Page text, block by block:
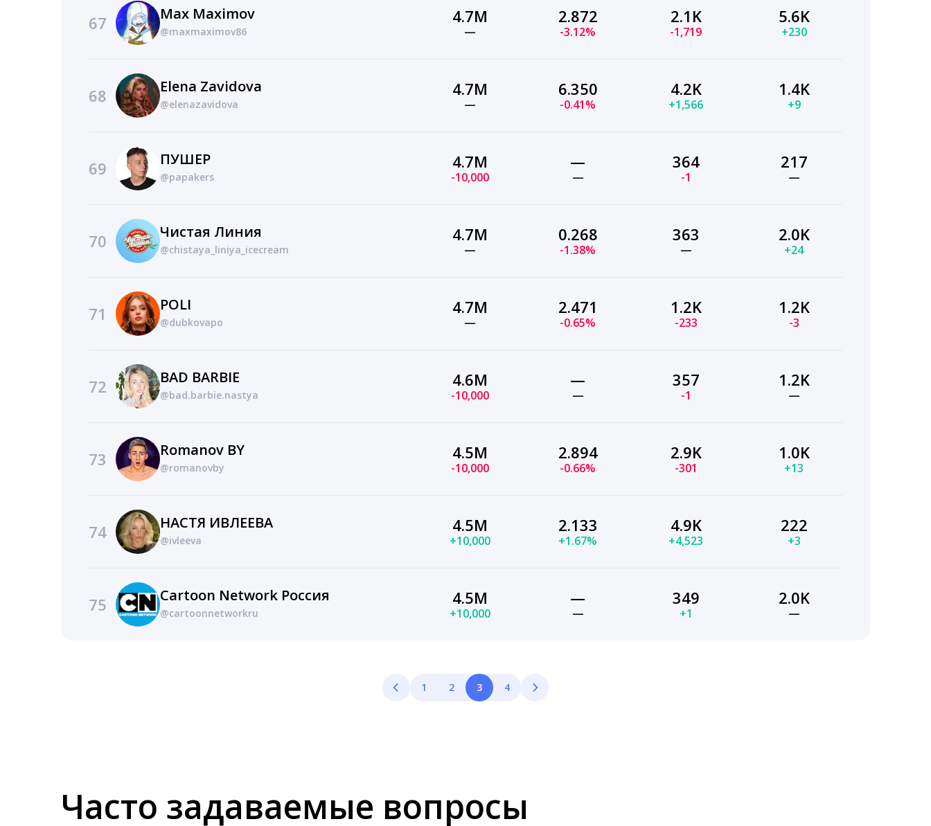
67 Max Maximov
@maxmaximov86
4.7M
—
2.872
-3.12%
2.1K
-1,719
5.6K
+230
68 Elena Zavidova
@elenazavidova
4.7M
—
6.350
-0.41%
4.2K
+1,566
1.4K
+9
69 ПУШЕР
@papakers
4.7M
-10,000
—
—
364
-1
217
—
70 Чистая Линия
@chistaya_liniya_icecream
4.7M
—
0.268
-1.38%
363
—
2.0K
+24
71 POLI
@dubkovapo
4.7M
—
2.471
-0.65%
1.2K
-233
1.2K
-3
72 BAD BARBIE
@bad.barbie.nastya
4.6M
-10,000
—
—
357
-1
1.2K
—
73 Romanov BY
@romanovby
4.5M
-10,000
2.894
-0.66%
2.9K
-301
1.0K
+13
74 НАСТЯ ИВЛЕЕВА
@ivleeva
4.5M
+10,000
2.133
+1.67%
4.9K
+4,523
222
+3
75 Cartoon Network Россия
@cartoonnetworkru
4.5M
+10,000
—
—
349
+1
2.0K
—
1 2 3 4
Часто задаваемые вопросы